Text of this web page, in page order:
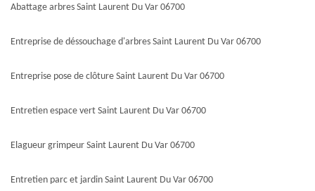
Abattage arbres Saint Laurent Du Var 06700
Entreprise de déssouchage d'arbres Saint Laurent Du Var 06700
Entreprise pose de clôture Saint Laurent Du Var 06700
Entretien espace vert Saint Laurent Du Var 06700
Elagueur grimpeur Saint Laurent Du Var 06700
Entretien parc et jardin Saint Laurent Du Var 06700